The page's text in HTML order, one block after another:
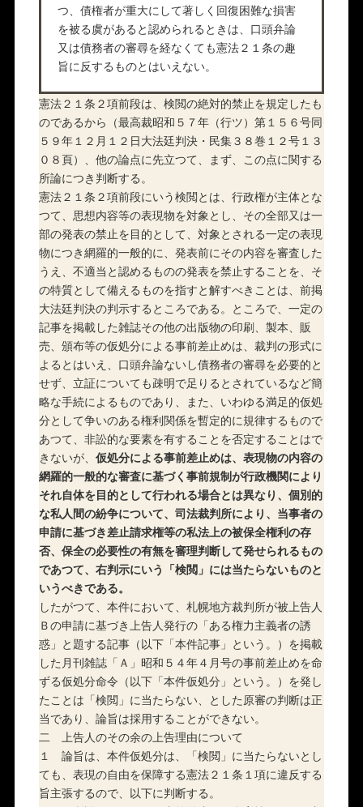
つ、債権者が重大にして著しく回復困難な損害
を被る虞があると認められるときは、口頭弁論
又は債務者の審尋を経なくても憲法２１条の趣
旨に反するものとはいえない。
憲法２１条２項前段は、検閲の絶対的禁止を規定したも
のであるから（最高裁昭和５７年（行ツ）第１５６号同
５９年１２月１２日大法廷判決・民集３８巻１２号１３
０８頁）、他の論点に先立つて、まず、この点に関する
所論につき判断する。
憲法２１条２項前段にいう検閲とは、行政権が主体とな
つて、思想内容等の表現物を対象とし、その全部又は一
部の発表の禁止を目的として、対象とされる一定の表現
物につき網羅的一般的に、発表前にその内容を審査した
うえ、不適当と認めるものの発表を禁止することを、そ
の特質として備えるものを指すと解すべきことは、前掲
大法廷判決の判示するところである。ところで、一定の
記事を掲載した雑誌その他の出版物の印刷、製本、販
売、頒布等の仮処分による事前差止めは、裁判の形式に
よるとはいえ、口頭弁論ないし債務者の審尋を必要的と
せず、立証についても疎明で足りるとされているなど簡
略な手続によるものであり、また、いわゆる満足的仮処
分として争いのある権利関係を暫定的に規律するもので
あつて、非訟的な要素を有することを否定することはで
きないが、 仮処分による事前差止めは、表現物の内容の
網羅的一般的な審査に基づく事前規制が行政機関により
それ自体を目的として行われる場合とは異なり、個別的
な私人間の紛争について、司法裁判所により、当事者の
申請に基づき差止請求権等の私法上の被保全権利の存
否、保全の必要性の有無を審理判断して発せられるもの
であつて、右判示にいう「検閲」には当たらないものと
いうべきである。
したがつて、本件において、札幌地方裁判所が被上告人
Ｂの申請に基づき上告人発行の「ある権力主義者の誘
惑」と題する記事（以下「本件記事」という。）を掲載
した月刊雑誌「Ａ」昭和５４年４月号の事前差止めを命
ずる仮処分命令（以下「本件仮処分」という。）を発し
たことは「検閲」に当たらない、とした原審の判断は正
当であり、論旨は採用することができない。
二 上告人のその余の上告理由について
１ 論旨は、本件仮処分は、「検閲」に当たらないとし
ても、表現の自由を保障する憲法２１条１項に違反する
旨主張するので、以下に判断する。